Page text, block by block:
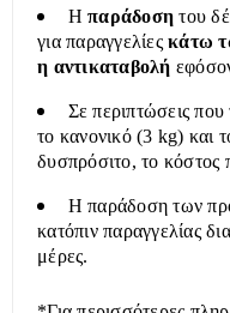
Ηπαράδοση του
για παραγγελίες κάτω
η αντικαταβολή
Σε περιπτώσεις που
το κανονικό (3 kg) και
δυσπρόσιτο, το κόστος
Η παράδοση των
κατόπιν παραγγελίας
μέρες.